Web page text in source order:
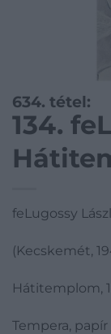
634. tétel:
134.
feLugossy
(Kecskemét,
Hátitemplom,
Tempera, papír